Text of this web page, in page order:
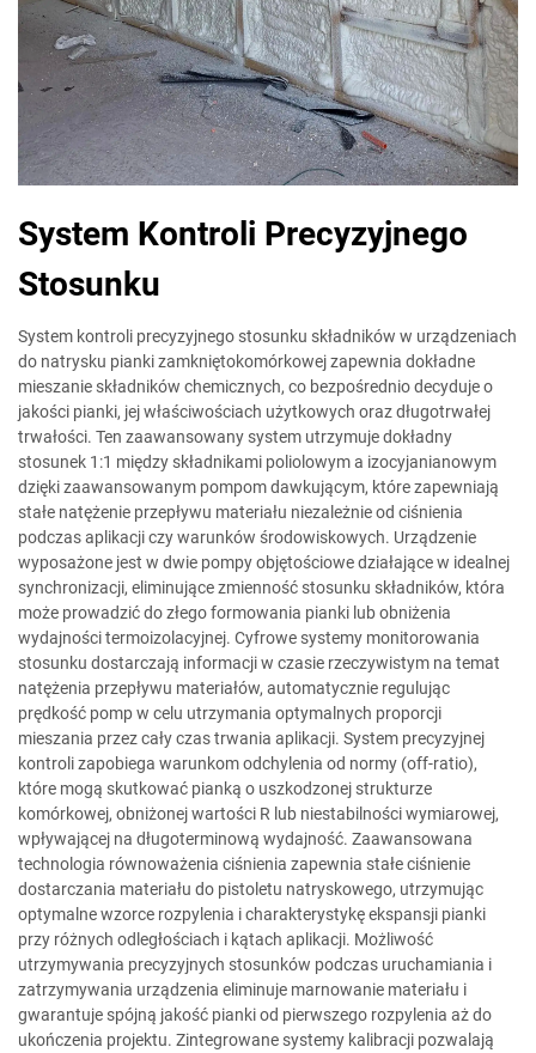
System Kontroli Precyzyjnego
Stosunku
System kontroli precyzyjnego stosunku składników w urządzeniach
do natrysku pianki zamkniętokomórkowej zapewnia dokładne
mieszanie składników chemicznych, co bezpośrednio decyduje o
jakości pianki, jej właściwościach użytkowych oraz długotrwałej
trwałości. Ten zaawansowany system utrzymuje dokładny
stosunek 1:1 między składnikami poliolowym a izocyjanianowym
dzięki zaawansowanym pompom dawkującym, które zapewniają
stałe natężenie przepływu materiału niezależnie od ciśnienia
podczas aplikacji czy warunków środowiskowych. Urządzenie
wyposażone jest w dwie pompy objętościowe działające w idealnej
synchronizacji, eliminujące zmienność stosunku składników, która
może prowadzić do złego formowania pianki lub obniżenia
wydajności termoizolacyjnej. Cyfrowe systemy monitorowania
stosunku dostarczają informacji w czasie rzeczywistym na temat
natężenia przepływu materiałów, automatycznie regulując
prędkość pomp w celu utrzymania optymalnych proporcji
mieszania przez cały czas trwania aplikacji. System precyzyjnej
kontroli zapobiega warunkom odchylenia od normy (off-ratio),
które mogą skutkować pianką o uszkodzonej strukturze
komórkowej, obniżonej wartości R lub niestabilności wymiarowej,
wpływającej na długoterminową wydajność. Zaawansowana
technologia równoważenia ciśnienia zapewnia stałe ciśnienie
dostarczania materiału do pistoletu natryskowego, utrzymując
optymalne wzorce rozpylenia i charakterystykę ekspansji pianki
przy różnych odległościach i kątach aplikacji. Możliwość
utrzymywania precyzyjnych stosunków podczas uruchamiania i
zatrzymywania urządzenia eliminuje marnowanie materiału i
gwarantuje spójną jakość pianki od pierwszego rozpylenia aż do
ukończenia projektu. Zintegrowane systemy kalibracji pozwalają